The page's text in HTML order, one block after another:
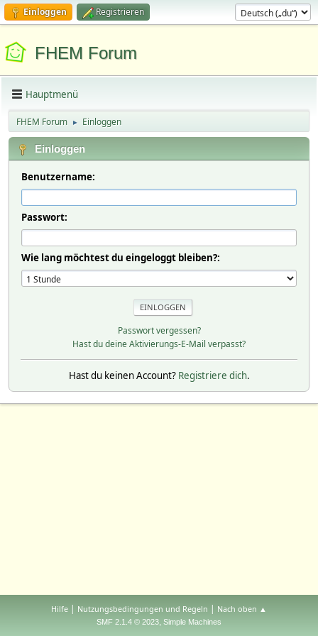
Einloggen Registrieren
FHEM Forum
Hauptmenü
FHEM Forum ► Einloggen
Einloggen
Benutzername:
Passwort:
Wie lang möchtest du eingeloggt bleiben?:
Passwort vergessen?
Hast du deine Aktivierungs-E-Mail verpasst?
Hast du keinen Account? Registriere dich.
Hilfe | Nutzungsbedingungen und Regeln | Nach oben ▲
SMF 2.1.4 © 2023, Simple Machines